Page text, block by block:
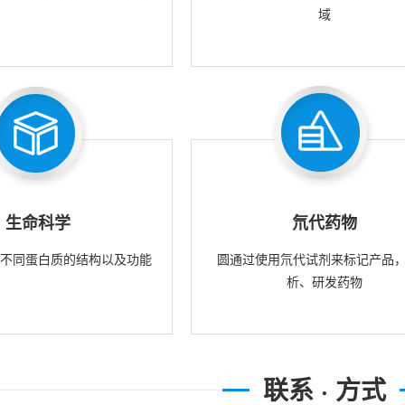
域
生命科学
同蛋白质的结构以及功能
氘代药物
圆通过使用氘代试剂来标记产品
析、研发药物
联系 · 方式